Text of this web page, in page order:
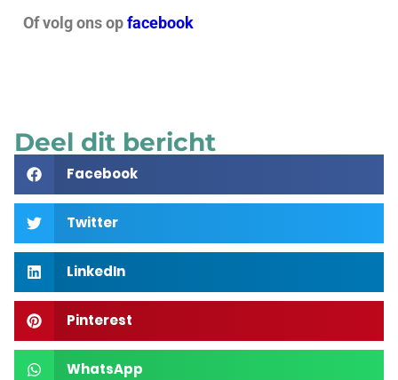
Of volg ons opfacebook
Deel dit bericht
Facebook
Twitter
LinkedIn
Pinterest
WhatsApp